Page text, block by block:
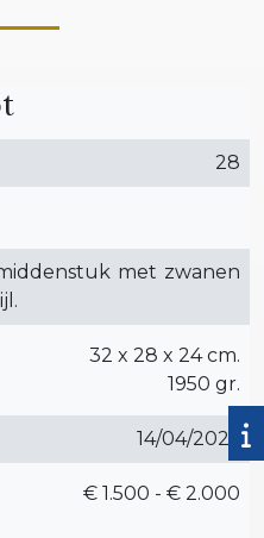
28
met zwanen
32 x 28 x 24 cm.
1950 gr.
14/04/2026
€ 1.500 - € 2.000